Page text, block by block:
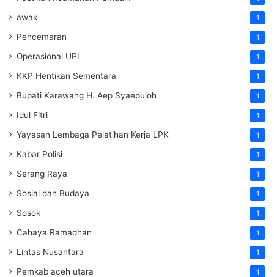
awak 1
Pencemaran 1
Operasional UPI 1
KKP Hentikan Sementara 1
Bupati Karawang H. Aep Syaepuloh 1
Idul Fitri 1
Yayasan Lembaga Pelatihan Kerja LPK 1
Kabar Polisi 1
Serang Raya 1
Sosial dan Budaya 1
Sosok 1
Cahaya Ramadhan 1
Lintas Nusantara 1
Pemkab aceh utara 1